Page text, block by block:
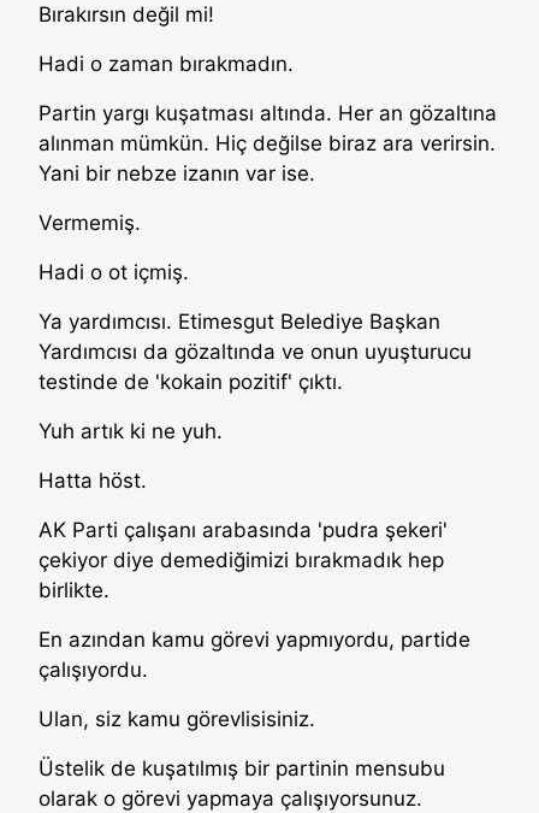
Bırakırsın değil mi!
Hadi o zaman bırakmadın.
Partin yargı kuşatması altında. Her an gözaltına
alınman mümkün. Hiç değilse biraz ara verirsin.
Yani bir nebze izanın var ise.
Vermemiş.
Hadi o ot içmiş.
Ya yardımcısı. Etimesgut Belediye Başkan
Yardımcısı da gözaltında ve onun uyuşturucu
testinde de 'kokain pozitif' çıktı.
Yuh artık ki ne yuh.
Hatta höst.
AK Parti çalışanı arabasında 'pudra şekeri'
çekiyor diye demediğimizi bırakmadık hep
birlikte.
En azından kamu görevi yapmıyordu, partide
çalışıyordu.
Ulan, siz kamu görevlisisiniz.
Üstelik de kuşatılmış bir partinin mensubu
olarak o görevi yapmaya çalışıyorsunuz.